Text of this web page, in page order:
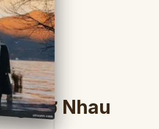
Nợ Nhau